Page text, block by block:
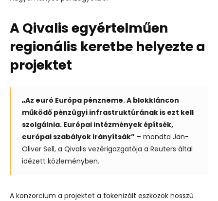
A Qivalis egyértelműen
regionális keretbe helyezte a
projektet
„Az euró Európa pénzneme. A blokkláncon
működő pénzügyi infrastruktúrának is ezt kell
szolgálnia. Európai intézmények építsék,
európai szabályok irányítsák” – mondta Jan-
Oliver Sell, a Qivalis vezérigazgatója a Reuters által
idézett közleményben.
A konzorcium a projektet a tokenizált eszközök hosszú